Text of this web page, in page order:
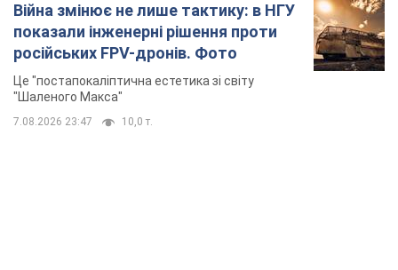
Війна змінює не лише тактику: в НГУ
показали інженерні рішення проти
російських FPV-дронів. Фото
Це "постапокаліптична естетика зі світу
"Шаленого Макса"
7.08.2026 23:47 10,0 т.